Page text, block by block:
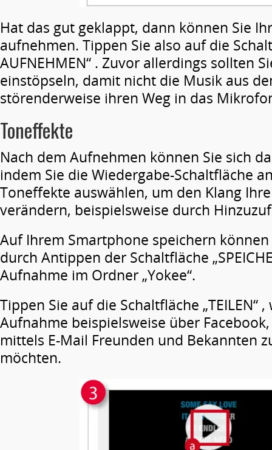
Hat das gut geklappt, dann können Sie
aufnehmen. Tippen Sie also auf die
AUFNEHMEN“ . Zuvor allerdings sollten
einstöpseln, damit nicht die Musik aus
störenderweise ihren Weg in das
Toneffekte
Nach dem Aufnehmen können Sie sich
indem Sie die Wiedergabe-Schaltfläche
Toneffekte auswählen, um den Klang
verändern, beispielsweise durch
Auf Ihrem Smartphone speichern
durch Antippen der Schaltfläche
Aufnahme im Ordner „Yokee“.
Tippen Sie auf die Schaltfläche „TEILEN“
Aufnahme beispielsweise über
mittels E-Mail Freunden und Bekannten
möchten.